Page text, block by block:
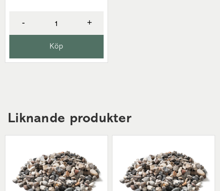
- +
Köp
Liknande produkter